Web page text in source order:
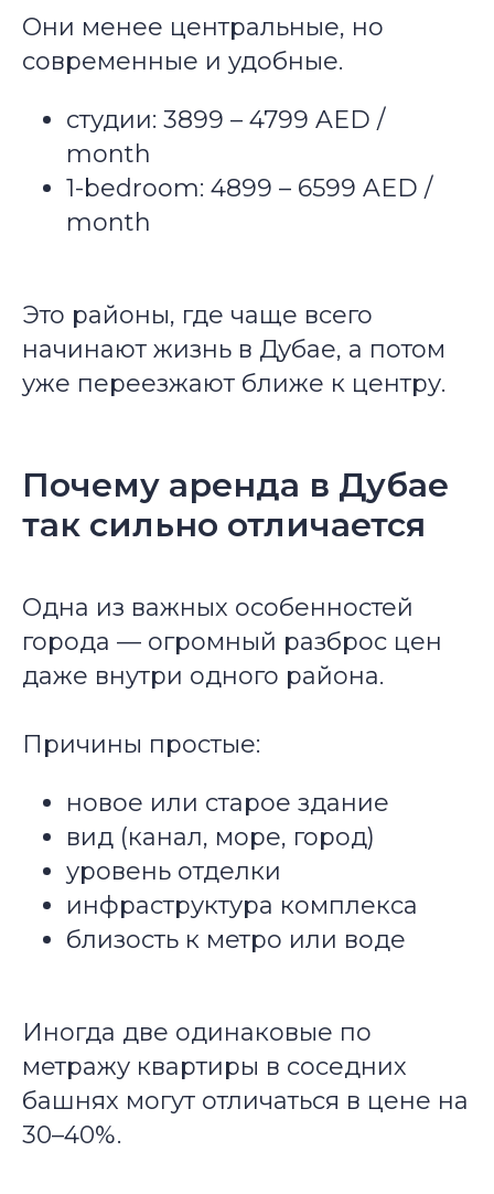
Они менее центральные, но
современные и удобные.
студии: 3899 – 4799 AED /
month
1-bedroom: 4899 – 6599 AED /
month
Это районы, где чаще всего
начинают жизнь в Дубае, а потом
уже переезжают ближе к центру.
Почему аренда в Дубае
так сильно отличается
Одна из важных особенностей
города — огромный разброс цен
даже внутри одного района.
Причины простые:
новое или старое здание
вид (канал, море, город)
уровень отделки
инфраструктура комплекса
близость к метро или воде
Иногда две одинаковые по
метражу квартиры в соседних
башнях могут отличаться в цене на
30–40%.